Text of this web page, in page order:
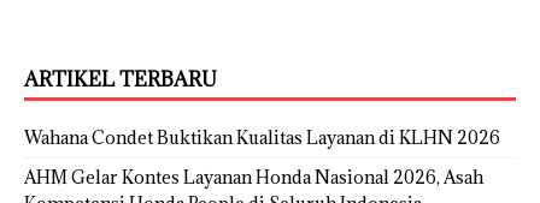
ARTIKEL TERBARU
Wahana Condet Buktikan Kualitas Layanan di KLHN 2026
AHM Gelar Kontes Layanan Honda Nasional 2026, Asah